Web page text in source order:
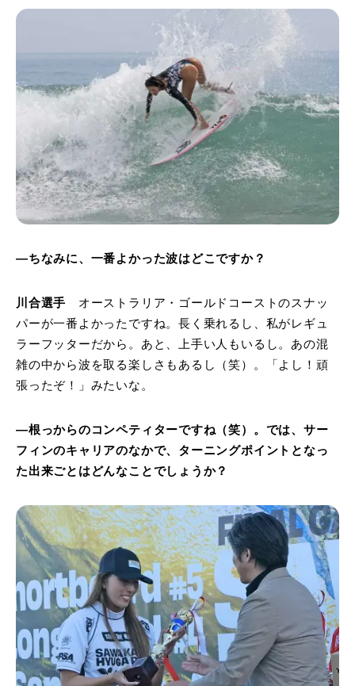
―ちなみに、一番よかった波はどこですか？
川合選手 オーストラリア・ゴールドコーストのスナッ
パーが一番よかったですね。長く乗れるし、私がレギュ
ラーフッターだから。あと、上手い人もいるし。あの混
雑の中から波を取る楽しさもあるし（笑）。「よし！頑
張ったぞ！」みたいな。
―根っからのコンペティターですね（笑）。では、サー
フィンのキャリアのなかで、ターニングポイントとなっ
た出来ごとはどんなことでしょうか？